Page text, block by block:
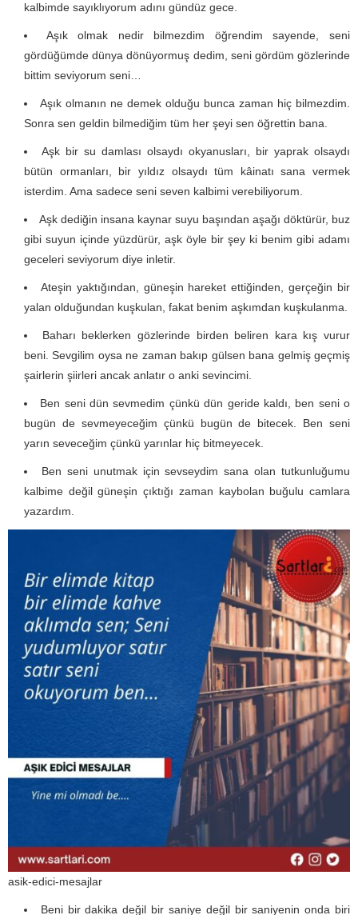
kalbimde sayıklıyorum adını gündüz gece.
Aşık olmak nedir bilmezdim öğrendim sayende, seni
gördüğümde dünya dönüyormuş dedim, seni gördüm gözlerinde
bittim seviyorum seni…
Aşık olmanın ne demek olduğu bunca zaman hiç bilmezdim.
Sonra sen geldin bilmediğim tüm her şeyi sen öğrettin bana.
Aşk bir su damlası olsaydı okyanusları, bir yaprak olsaydı
bütün ormanları, bir yıldız olsaydı tüm kâinatı sana vermek
isterdim. Ama sadece seni seven kalbimi verebiliyorum.
Aşk dediğin insana kaynar suyu başından aşağı döktürür, buz
gibi suyun içinde yüzdürür, aşk öyle bir şey ki benim gibi adamı
geceleri seviyorum diye inletir.
Ateşin yaktığından, güneşin hareket ettiğinden, gerçeğin bir
yalan olduğundan kuşkulan, fakat benim aşkımdan kuşkulanma.
Baharı beklerken gözlerinde birden beliren kara kış vurur
beni. Sevgilim oysa ne zaman bakıp gülsen bana gelmiş geçmiş
şairlerin şiirleri ancak anlatır o anki sevincimi.
Ben seni dün sevmedim çünkü dün geride kaldı, ben seni o
bugün de sevmeyeceğim çünkü bugün de bitecek. Ben seni
yarın seveceğim çünkü yarınlar hiç bitmeyecek.
Ben seni unutmak için sevseydim sana olan tutkunluğumu
kalbime değil güneşin çıktığı zaman kaybolan buğulu camlara
yazardım.
asik-edici-mesajlar
Beni bir dakika değil bir saniye değil bir saniyenin onda biri